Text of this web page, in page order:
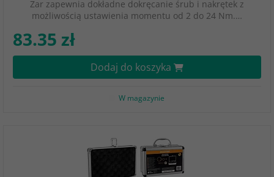
Zar zapewnia dokładne dokręcanie śrub i nakrętek z
możliwością ustawienia momentu od 2 do 24 Nm.…
83.35 zł
Dodaj do koszyka
W magazynie